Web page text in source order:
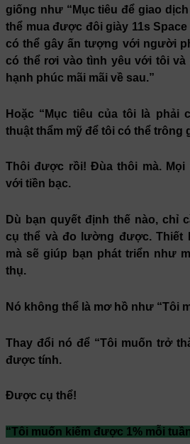
giống như “Mục tiêu để giao
thể mua được đôi giày 11s
có thể gây ấn tượng với người
có thể rơi vào tình yêu với tôi
hạnh phúc mãi mãi về sau.”
Hoặc “Mục tiêu của tôi là phải
thuật thẩm mỹ để tôi có thể trông
Thôi được rồi! Đùa thôi mà. Mọi
với tiền bạc.
Dù bạn quyết định thế nào, chỉ
cụ thể và đo lường được. Thiết
mà sẽ giúp bạn phát triển như
thụ.
Nó không thể là mơ hồ như “Tôi
Thay đổi nó để “Tôi muốn trở
được tính.
Được cụ thể!
“Tôi muốn kiếm được 1% mỗi